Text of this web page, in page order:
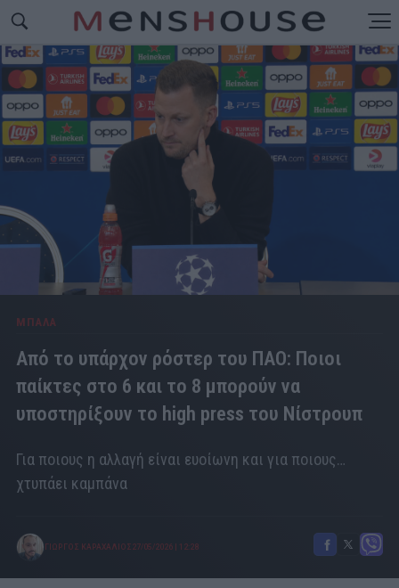
ΜΠΑΛΑ
Από το υπάρχον ρόστερ του ΠΑΟ: Ποιοι
παίκτες στο 6 και το 8 μπορούν να
υποστηρίξουν το high press του Νίστρουπ
Για ποιους η αλλαγή είναι ευοίωνη και για ποιους…
χτυπάει καμπάνα
ΓΙΩΡΓΟΣ ΚΑΡΑΧΑΛΙΟΣ 27/05/2026 12:28